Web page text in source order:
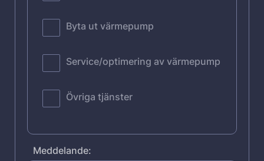
Byta ut värmepump
Service/optimering av värmepump
Övriga tjänster
Meddelande: